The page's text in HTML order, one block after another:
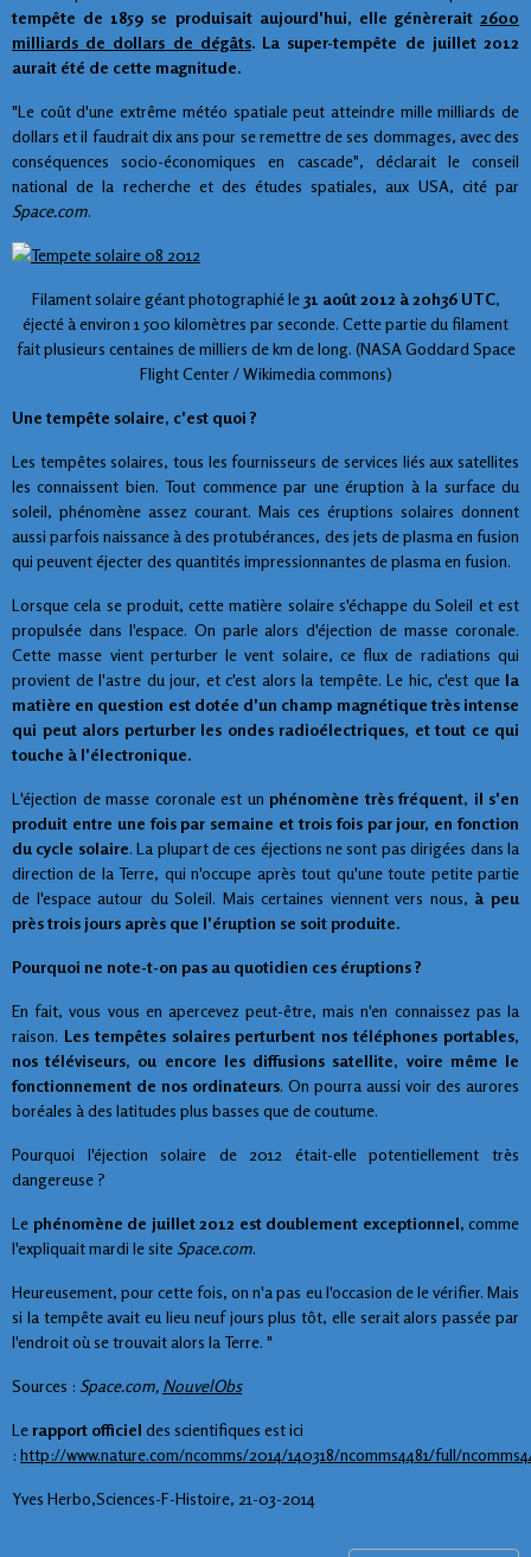
tempête de 1859 se produisait aujourd'hui, elle génèrerait 2600
milliards de dollars de dégâts. La super-tempête de juillet 2012
aurait été de cette magnitude.
"Le coût d'une extrême météo spatiale peut atteindre mille milliards de
dollars et il faudrait dix ans pour se remettre de ses dommages, avec des
conséquences socio-économiques en cascade", déclarait le conseil
national de la recherche et des études spatiales, aux USA, cité par
Space.com.
Filament solaire géant photographié le 31 août 2012 à 20h36 UTC,
éjecté à environ 1 500 kilomètres par seconde. Cette partie du filament
fait plusieurs centaines de milliers de km de long. (NASA Goddard Space
Flight Center / Wikimedia commons)
Une tempête solaire, c'est quoi ?
Les tempêtes solaires, tous les fournisseurs de services liés aux satellites
les connaissent bien. Tout commence par une éruption à la surface du
soleil, phénomène assez courant. Mais ces éruptions solaires donnent
aussi parfois naissance à des protubérances, des jets de plasma en fusion
qui peuvent éjecter des quantités impressionnantes de plasma en fusion.
Lorsque cela se produit, cette matière solaire s'échappe du Soleil et est
propulsée dans l'espace. On parle alors d'éjection de masse coronale.
Cette masse vient perturber le vent solaire, ce flux de radiations qui
provient de l'astre du jour, et c'est alors la tempête. Le hic, c'est que la
matière en question est dotée d'un champ magnétique très intense
qui peut alors perturber les ondes radioélectriques, et tout ce qui
touche à l'électronique.
L'éjection de masse coronale est un phénomène très fréquent, il s'en
produit entre une fois par semaine et trois fois par jour, en fonction
du cycle solaire. La plupart de ces éjections ne sont pas dirigées dans la
direction de la Terre, qui n'occupe après tout qu'une toute petite partie
de l'espace autour du Soleil. Mais certaines viennent vers nous, à peu
près trois jours après que l'éruption se soit produite.
Pourquoi ne note-t-on pas au quotidien ces éruptions ?
En fait, vous vous en apercevez peut-être, mais n'en connaissez pas la
raison. Les tempêtes solaires perturbent nos téléphones portables,
nos téléviseurs, ou encore les diffusions satellite, voire même le
fonctionnement de nos ordinateurs. On pourra aussi voir des aurores
boréales à des latitudes plus basses que de coutume.
Pourquoi l'éjection solaire de 2012 était-elle potentiellement très
dangereuse ?
Le phénomène de juillet 2012 est doublement exceptionnel, comme
l'expliquait mardi le site Space.com.
Heureusement, pour cette fois, on n'a pas eu l'occasion de le vérifier. Mais
si la tempête avait eu lieu neuf jours plus tôt, elle serait alors passée par
l'endroit où se trouvait alors la Terre. "
Sources : Space.com, NouvelObs
Lerapport officiel des scientifiques est ici
: http://www.nature.com/ncomms/2014/140318/ncomms4481/full/
Yves Herbo,Sciences-F-Histoire, 21-03-2014